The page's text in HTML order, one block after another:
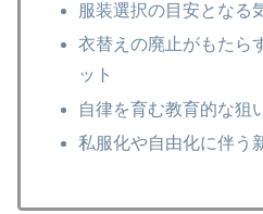
服装選択の目安となる
衣替えの廃止がもたら
ット
自律を育む教育的な狙
私服化や自由化に伴う